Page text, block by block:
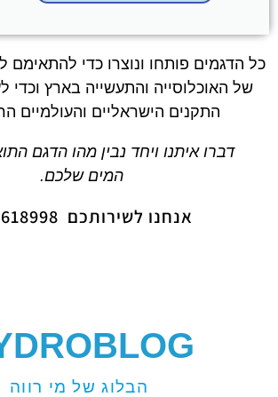
כל הדגמים פותחו ונוצרו כדי להתאימם
של האוכלוסייה והתעשייה בארץ וכדי
התקנים הישראליים והעולמיים
דברו איתנו ויחד נבין מהו הדגם
המים שלכם.
אנחנו לשירותכם 03-9618998
הבלוג של מי רווה